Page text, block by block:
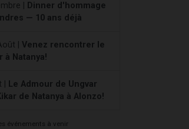
|
Dinner d'hommage
— 10 ans déjà
| Venez rencontrer le
à Natanya!
Le Admour de Ungvar
de Natanya à Alonzo!
événements à venir